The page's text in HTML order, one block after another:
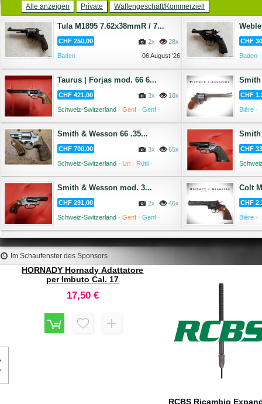
Alle anzeigen Private Waffengeschäft/Kommerziell
Tula M1895 7.62x38mmR / 7...
CHF 250,00 28x
2x
Baden ·
06 August '26
CHF
Baden ·
Taurus | Forjas mod. 66 6...
CHF 421,00 18x
3x
Schweiz-Switzerland · Genf · Genf ·
Smith
CHF
Bière ·
Smith & Wesson 66 .35...
CHF 700,00 65x
3x
Schweiz-Switzerland · Uri · Rütli ·
Smith
CHF
Smith & Wesson mod. 3...
CHF 291,00 46x
2x
Schweiz-Switzerland · Genf · Genf ·
Colt
CHF
Bière ·
Im Schaufenster des Sponsors
Caldwell Lead Sled 3 Rest da
Tiro #820310
279,00 € 177,80 €